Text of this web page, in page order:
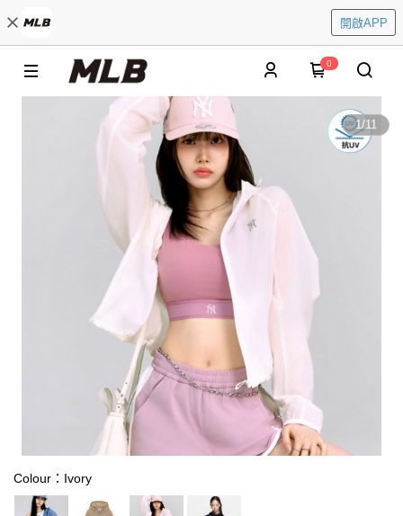
開啟APP
0
1/11
Colour：Ivory